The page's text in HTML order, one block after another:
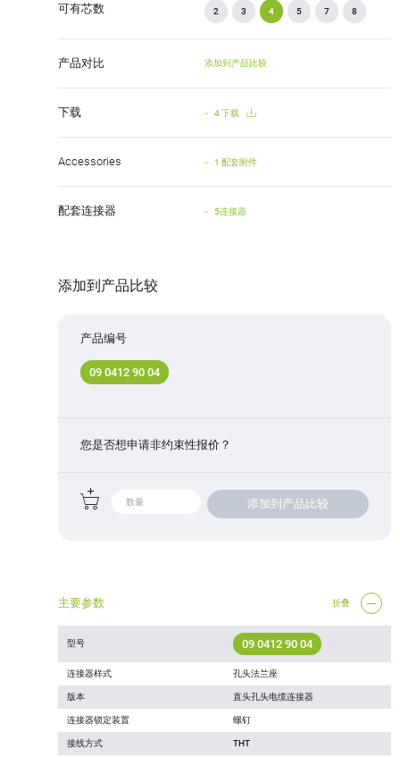
可有芯数 2 3 4 5 7 8
产品对比 添加到产品比较
下载 4 下载
Accessories 1 配套附件
配套连接器 5连接器
添加到产品比较
产品编号
09 0412 90 04
您是否想申请非约束性报价？
添加到产品比较
主要参数 折叠
型号 09 0412 90 04
连接器样式 孔头法兰座
版本 直头孔头电缆连接器
连接器锁定装置 螺钉
接线方式 THT